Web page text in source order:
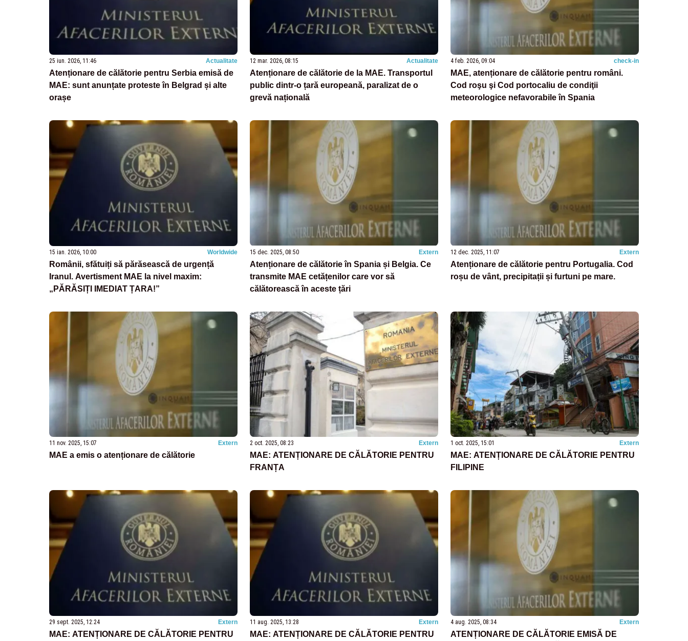
25 iun. 2026, 11:46 Actualitate
Atenționare de călătorie pentru Serbia emisă de
MAE: sunt anunțate proteste în Belgrad și alte
orașe
12 mar. 2026, 08:15 Actualitate
Atenționare de călătorie de la MAE. Transportul
public dintr-o țară europeană, paralizat de o
grevă națională
4 feb. 2026, 09:04 check-in
MAE, atenționare de călătorie pentru români.
Cod roşu şi Cod portocaliu de condiţii
meteorologice nefavorabile în Spania
15 ian. 2026, 10:00 Worldwide
Românii, sfătuiți să părăsească de urgență
Iranul. Avertisment MAE la nivel maxim:
„PĂRĂSIȚI IMEDIAT ȚARA!”
15 dec. 2025, 08:50 Extern
Atenționare de călătorie în Spania și Belgia. Ce
transmite MAE cetățenilor care vor să
călătorească în aceste țări
12 dec. 2025, 11:07 Extern
Atenționare de călătorie pentru Portugalia. Cod
roșu de vânt, precipitații și furtuni pe mare.
11 nov. 2025, 15:07 Extern
MAE a emis o atenționare de călătorie
2 oct. 2025, 08:23 Extern
MAE: ATENȚIONARE DE CĂLĂTORIE PENTRU
FRANȚA
1 oct. 2025, 15:01 Extern
MAE: ATENȚIONARE DE CĂLĂTORIE PENTRU
FILIPINE
29 sept. 2025, 12:24 Extern
MAE: ATENȚIONARE DE CĂLĂTORIE PENTRU
11 aug. 2025, 13:28 Extern
MAE: ATENȚIONARE DE CĂLĂTORIE PENTRU
4 aug. 2025, 08:34 Extern
ATENȚIONARE DE CĂLĂTORIE EMISĂ DE